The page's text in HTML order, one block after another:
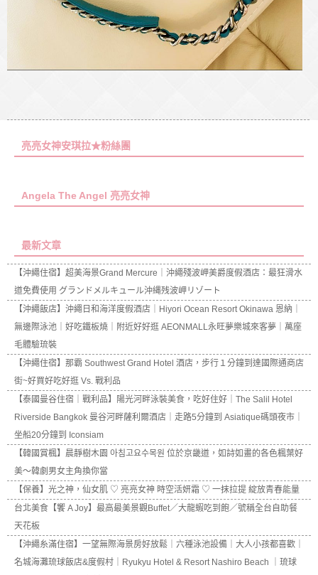
亮亮女神安琪拉★粉絲團
Angela The Angel 亮亮女神
最新文章
【沖繩住宿】超美海景Grand Mercure｜沖繩殘波岬美爵度假酒店：最狂滑水
道免費使用 グランドメルキュール沖縄残波岬リゾート
【沖繩飯店】沖繩日和海洋度假酒店｜Hiyori Ocean Resort Okinawa 恩納｜
無邊際泳池｜好吃鐵板燒｜附近好好逛 AEONMALL永旺夢樂城來客夢｜萬座
毛體驗琉裝
【沖繩住宿】那霸 Southwest Grand Hotel 酒店，步行１分鐘到達國際通商店
街~好買好吃好逛 Vs. 戰利品
【泰國曼谷住宿｜戰利品】陽光河畔泳裝美食，吃好住好｜The Salil Hotel
Riverside Bangkok 曼谷河畔薩利爾酒店｜走路5分鐘到 Asiatique碼頭夜市｜
坐船20分鐘到 Iconsiam
【韓國賞楓】晨靜樹木園 아침고요수목원 位於京畿道，如詩如畫的各色楓葉好
美～韓劇男女主角換你當
【保養】光之神，仙女肌 ♡ 亮亮女神 時空活妍霜 ♡ 一抹拉提 綻放青春能量
台北美食【饗 A Joy】最高最美景觀Buffet／大龍蝦吃到飽／號稱全台自助餐
天花板
【沖繩糸滿住宿】一望無際海景房好放鬆｜六種泳池設備｜大人小孩都喜歡｜
名城海灘琉球飯店&度假村｜Ryukyu Hotel & Resort Nashiro Beach ｜琉球